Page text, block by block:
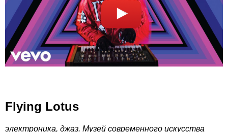
Flying Lotus
электроника, джаз. Музей современного искусства